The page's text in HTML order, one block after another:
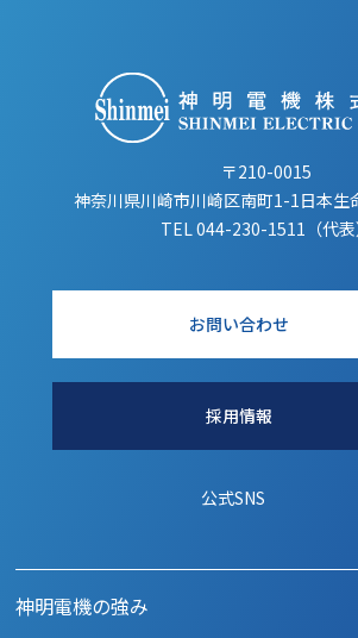
〒210-0015
神奈川県川崎市川崎区南町1-1日本生
TEL044-230-1511（代表
お問い合わせ
採用情報
公式SNS
神明電機の強み